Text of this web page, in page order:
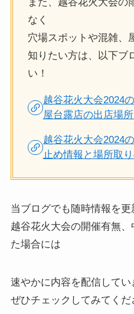
また、越谷花火大会の
なく
穴場スポットや混雑、
知りたい方は、以下ブ
い！
越谷花火大会2024
屋台露店の出店場
越谷花火大会2024
止め情報と場所取
当ブログでも随時情報を更
越谷花火大会の開催有無
た場合には
速やかに内容を配信して
ぜひチェックしてみてくだ